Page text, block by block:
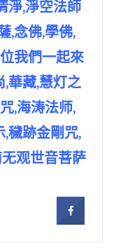
淨,淨空法師
,念佛,學佛,
我們一起來
,華藏,慧灯之
,海涛法师,
,穢跡金剛咒,
观世音菩萨